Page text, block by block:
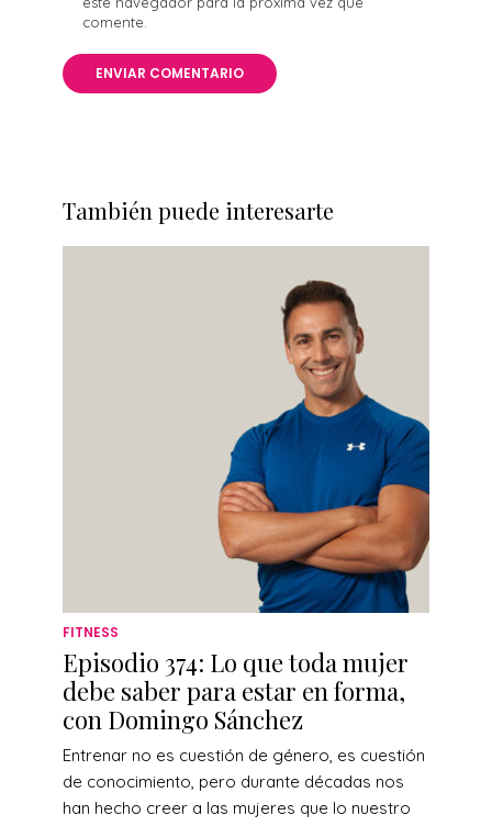
comente.
También puede interesarte
FITNESS
Episodio 374: Lo que toda mujer
debe saber para estar en forma,
con Domingo Sánchez
Entrenar no es cuestión de género, es cuestión
de conocimiento, pero durante décadas nos
han hecho creer a las mujeres que lo nuestro